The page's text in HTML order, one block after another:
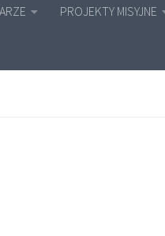
PROJEKTY MISYJNE